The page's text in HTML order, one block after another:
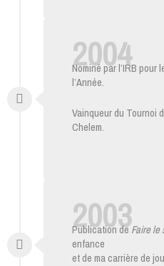
2004
Nominé par l’IRB
l’Année.
Vainqueur du Tournoi
Chelem.
2003
Publication deFaire le
enfance
et de ma carrière de